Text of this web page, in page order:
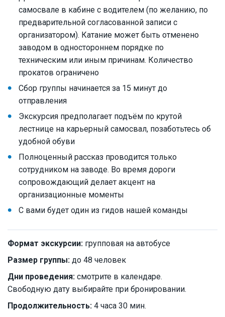
самосвале в кабине с водителем (по желанию, по
предварительной согласованной записи с
организатором). Катание может быть отменено
заводом в одностороннем порядке по
техническим или иным причинам. Количество
прокатов ограничено
Сбор группы начинается за 15 минут до
отправления
Экскурсия предполагает подъём по крутой
лестнице на карьерный самосвал, позаботьтесь об
удобной обуви
Полноценный рассказ проводится только
сотрудником на заводе. Во время дороги
сопровождающий делает акцент на
организационные моменты
С вами будет один из гидов нашей команды
Формат экскурсии: групповая на автобусе
Размер группы: до 48 человек
Дни проведения: смотрите в календаре.
Свободную дату выбирайте при бронировании.
Продолжительность: 4 часа 30 мин.